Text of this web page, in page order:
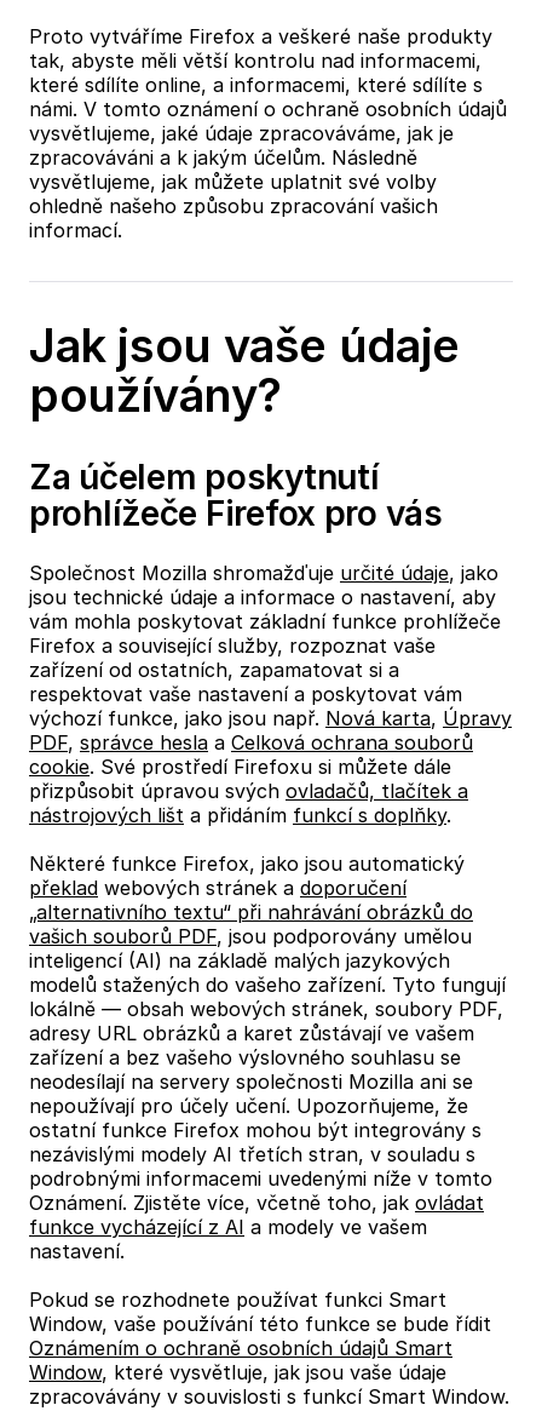
Proto vytváříme Firefox a veškeré naše produkty
tak, abyste měli větší kontrolu nad informacemi,
které sdílíte online, a informacemi, které sdílíte s
námi. V tomto oznámení o ochraně osobních údajů
vysvětlujeme, jaké údaje zpracováváme, jak je
zpracováváni a k jakým účelům. Následně
vysvětlujeme, jak můžete uplatnit své volby
ohledně našeho způsobu zpracování vašich
informací.
Jak jsou vaše údaje
používány?
Za účelem poskytnutí
prohlížeče Firefox pro vás
Společnost Mozilla shromažďuje určité údaje, jako
jsou technické údaje a informace o nastavení, aby
vám mohla poskytovat základní funkce prohlížeče
Firefox a související služby, rozpoznat vaše
zařízení od ostatních, zapamatovat si a
respektovat vaše nastavení a poskytovat vám
výchozí funkce, jako jsou např. Nová karta, Úpravy
PDF, správce hesla a Celková ochrana souborů
cookie. Své prostředí Firefoxu si můžete dále
přizpůsobit úpravou svých ovladačů, tlačítek a
nástrojových lišt a přidáním funkcí s doplňky.
Některé funkce Firefox, jako jsou automatický
překlad webových stránek a doporučení
„alternativního textu“ při nahrávání obrázků do
vašich souborů PDF, jsou podporovány umělou
inteligencí (AI) na základě malých jazykových
modelů stažených do vašeho zařízení. Tyto fungují
lokálně — obsah webových stránek, soubory PDF,
adresy URL obrázků a karet zůstávají ve vašem
zařízení a bez vašeho výslovného souhlasu se
neodesílají na servery společnosti Mozilla ani se
nepoužívají pro účely učení. Upozorňujeme, že
ostatní funkce Firefox mohou být integrovány s
nezávislými modely AI třetích stran, v souladu s
podrobnými informacemi uvedenými níže v tomto
Oznámení. Zjistěte více, včetně toho, jak ovládat
funkce vycházející z AI a modely ve vašem
nastavení.
Pokud se rozhodnete používat funkci Smart
Window, vaše používání této funkce se bude řídit
Oznámením o ochraně osobních údajů Smart
Window, které vysvětluje, jak jsou vaše údaje
zpracovávány v souvislosti s funkcí Smart Window.